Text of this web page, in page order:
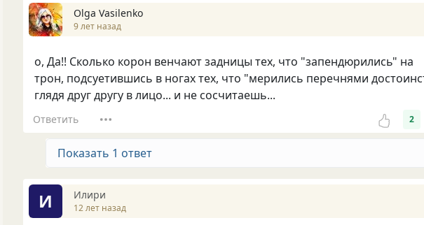
Olga Vasilenko
9 лет назад
о, Да!! Сколько корон венчают задницы тех, что "запендюрились" на
трон, подсуетившись в ногах тех, что "мерились перечнями
глядя друг другу в лицо... и не сосчитаешь...
Ответить 2
Показать 1 ответ
И Илири
12 лет назад